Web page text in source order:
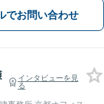
でお問い合わせ
インタビューを見
る